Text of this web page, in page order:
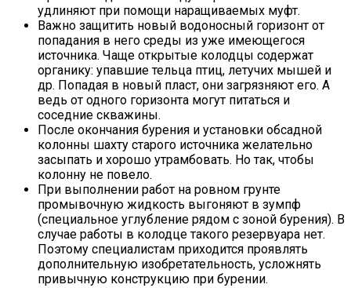
удлиняют при помощи наращиваемых муфт.
Важно защитить новый водоносный горизонт от
попадания в него среды из уже имеющегося
источника. Чаще открытые колодцы содержат
органику: упавшие тельца птиц, летучих мышей и
др. Попадая в новый пласт, они загрязняют его. А
ведь от одного горизонта могут питаться и
соседние скважины.
После окончания бурения и установки обсадной
колонны шахту старого источника желательно
засыпать и хорошо утрамбовать. Но так, чтобы
колонну не повело.
При выполнении работ на ровном грунте
промывочную жидкость выгоняют в зумпф
(специальное углубление рядом с зоной бурения). В
случае работы в колодце такого резервуара нет.
Поэтому специалистам приходится проявлять
дополнительную изобретательность, усложнять
привычную конструкцию при бурении.